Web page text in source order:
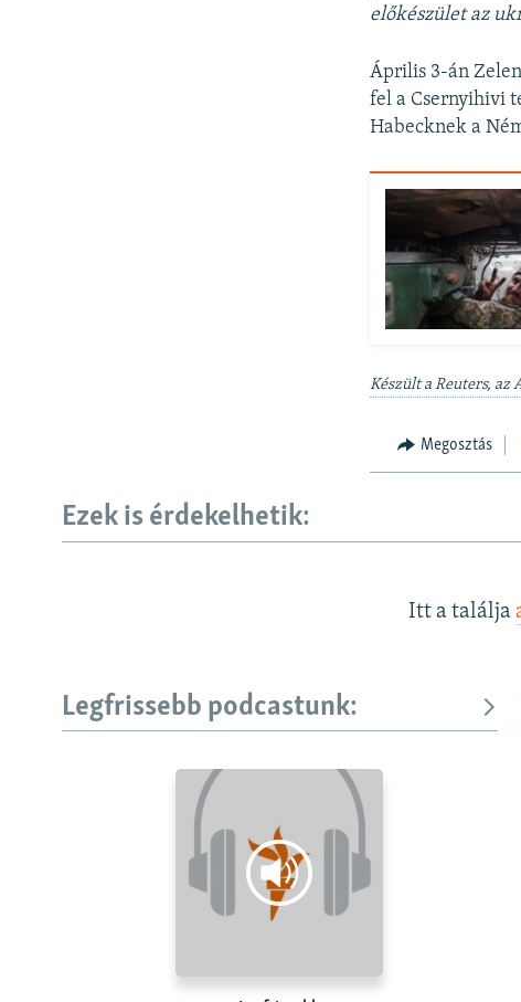
előkészület az
Április 3-án
fel a Csernyihivi
Habecknek a
Készült a Reuters, az
Megosztás
Ezek is érdekelhetik:
Itt a találja
Legfrissebb podcastunk: